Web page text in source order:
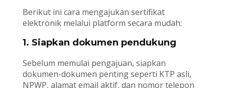
Berikut ini cara mengajukan sertifikat
elektronik melalui platform secara mudah:
1. Siapkan dokumen pendukung
Sebelum memulai pengajuan, siapkan
dokumen-dokumen penting seperti KTP asli,
NPWP, alamat email aktif, dan nomor telepon